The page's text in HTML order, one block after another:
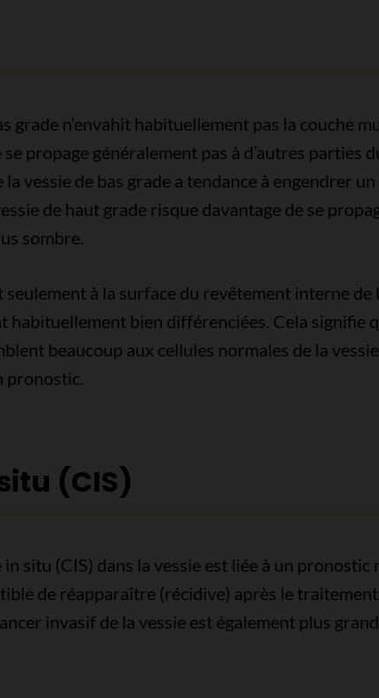
grade n’envahit habituellement pas la couche
propage généralement pas à d’autres parties
vessie de bas grade a tendance à engendrer
de haut grade risque davantage de se
sombre.
à la surface du revêtement interne de
habituellement bien différenciées. Cela signifie
beaucoup aux cellules normales de la
pronostic.
(CIS)
in situ (CIS) dans la vessie est liée à un pronostic
de réapparaître (récidive) après le
invasif de la vessie est également plus